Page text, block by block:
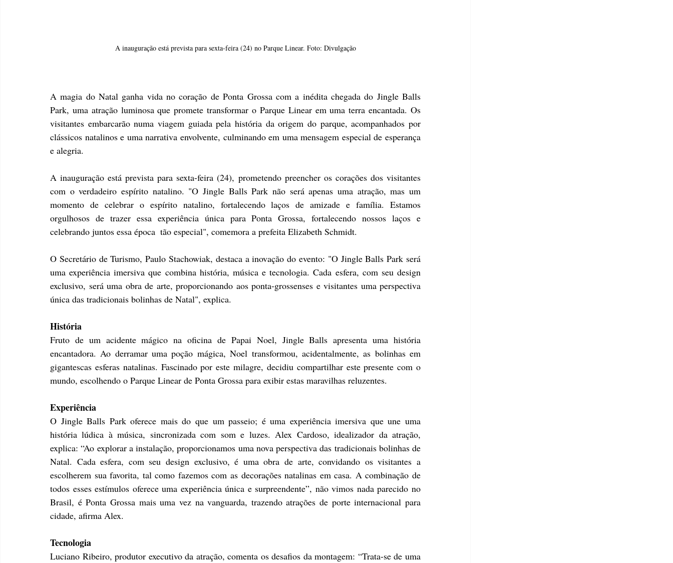
A inauguração está prevista para sexta-feira (24) no Parque Linear. Foto: Divulgação
A magia do Natal ganha vida no coração de Ponta Grossa com a inédita chegada do Jingle Balls
Park, uma atração luminosa que promete transformar o Parque Linear em uma terra encantada. Os
visitantes embarcarão numa viagem guiada pela história da origem do parque, acompanhados por
clássicos natalinos e uma narrativa envolvente, culminando em uma mensagem especial de esperança
e alegria.
A inauguração está prevista para sexta-feira (24), prometendo preencher os corações dos visitantes
com o verdadeiro espírito natalino. "O Jingle Balls Park não será apenas uma atração, mas um
momento de celebrar o espírito natalino, fortalecendo laços de amizade e família. Estamos
orgulhosos de trazer essa experiência única para Ponta Grossa, fortalecendo nossos laços e
celebrando juntos essa época  tão especial", comemora a prefeita Elizabeth Schmidt.
O Secretário de Turismo, Paulo Stachowiak, destaca a inovação do evento: "O Jingle Balls Park será
uma experiência imersiva que combina história, música e tecnologia. Cada esfera, com seu design
exclusivo, será uma obra de arte, proporcionando aos ponta-grossenses e visitantes uma perspectiva
única das tradicionais bolinhas de Natal", explica.
História
Fruto de um acidente mágico na oficina de Papai Noel, Jingle Balls apresenta uma história
encantadora. Ao derramar uma poção mágica, Noel transformou, acidentalmente, as bolinhas em
gigantescas esferas natalinas. Fascinado por este milagre, decidiu compartilhar este presente com o
mundo, escolhendo o Parque Linear de Ponta Grossa para exibir estas maravilhas reluzentes.
Experiência
O Jingle Balls Park oferece mais do que um passeio; é uma experiência imersiva que une uma
história lúdica à música, sincronizada com som e luzes. Alex Cardoso, idealizador da atração,
explica: “Ao explorar a instalação, proporcionamos uma nova perspectiva das tradicionais bolinhas de
Natal. Cada esfera, com seu design exclusivo, é uma obra de arte, convidando os visitantes a
escolherem sua favorita, tal como fazemos com as decorações natalinas em casa. A combinação de
todos esses estímulos oferece uma experiência única e surpreendente”, não vimos nada parecido no
Brasil, é Ponta Grossa mais uma vez na vanguarda, trazendo atrações de porte internacional para
cidade, afirma Alex.
Tecnologia
Luciano Ribeiro, produtor executivo da atração, comenta os desafios da montagem: “Trata-se de uma